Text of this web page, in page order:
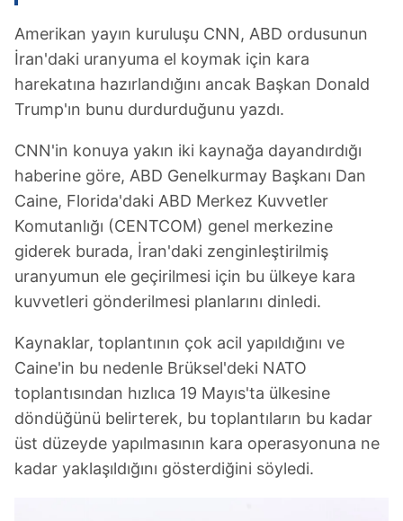
Amerikan yayın kuruluşu CNN, ABD ordusunun
İran'daki uranyuma el koymak için kara
harekatına hazırlandığını ancak Başkan Donald
Trump'ın bunu durdurduğunu yazdı.
CNN'in konuya yakın iki kaynağa dayandırdığı
haberine göre, ABD Genelkurmay Başkanı Dan
Caine, Florida'daki ABD Merkez Kuvvetler
Komutanlığı (CENTCOM) genel merkezine
giderek burada, İran'daki zenginleştirilmiş
uranyumun ele geçirilmesi için bu ülkeye kara
kuvvetleri gönderilmesi planlarını dinledi.
Kaynaklar, toplantının çok acil yapıldığını ve
Caine'in bu nedenle Brüksel'deki NATO
toplantısından hızlıca 19 Mayıs'ta ülkesine
döndüğünü belirterek, bu toplantıların bu kadar
üst düzeyde yapılmasının kara operasyonuna ne
kadar yaklaşıldığını gösterdiğini söyledi.